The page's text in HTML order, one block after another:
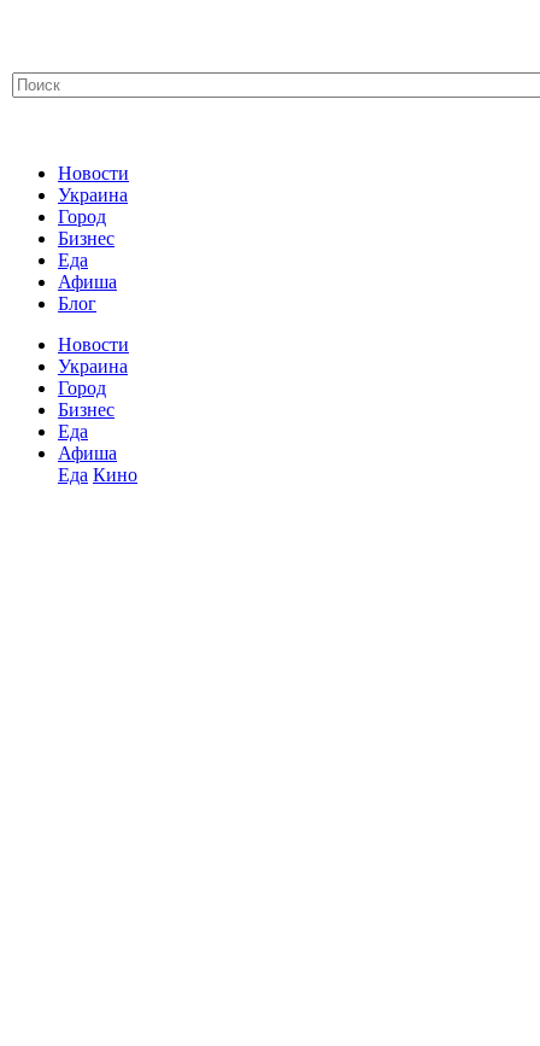
Новости
Украина
Город
Бизнес
Еда
Афиша
Блог
Новости
Украина
Город
Бизнес
Еда
Афиша
Еда Кино